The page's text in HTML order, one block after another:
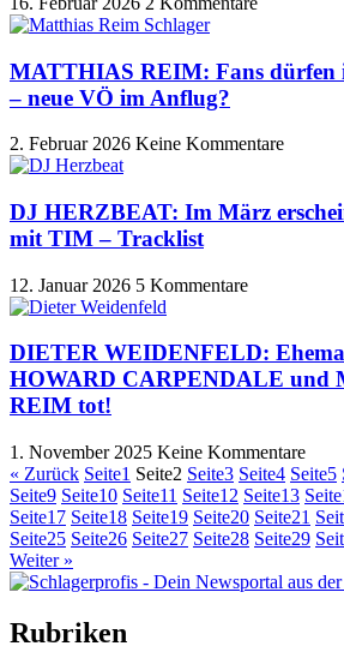
MATTHIAS REIM: Fans dürfen
– neue VÖ im Anflug?
2. Februar 2026 Keine Kommentare
DJ HERZBEAT: Im März
mit TIM – Tracklist
12. Januar 2026 5 Kommentare
DIETER WEIDENFELD:
HOWARD CARPENDALE und
REIM tot!
1. November 2025 Keine Kommentare
« Zurück Seite1 Seite2 Seite3 Seite4 Seite5
Seite9 Seite10 Seite11 Seite12 Seite13 Seite
Seite17 Seite18 Seite19 Seite20 Seite21
Seite25 Seite26 Seite27 Seite28 Seite29
Weiter »
Rubriken